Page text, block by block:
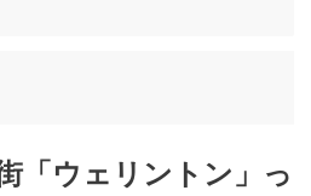
「ウェリントン」っ